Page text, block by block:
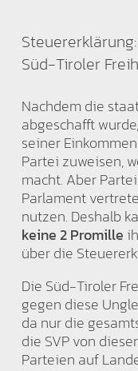
Süd-Tiroler
Nachdem die
abgeschafft
seiner
Partei zuweisen,
macht. Aber
Parlament
nutzen. Deshalb
keine 2 Promille
über die
Die Süd-Tiroler
gegen diese
da nur die
die SVP von
Parteien auf